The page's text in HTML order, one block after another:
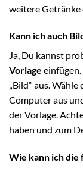
weitere Getränke
Kann ich auch
Ja, Du kannst
Vorlage einfügen.
„Bild“ aus.
Computer aus
der Vorlage.
haben und zum
Wie kann ich